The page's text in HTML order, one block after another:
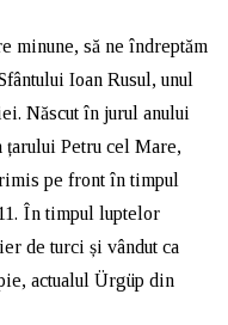
minune, să ne îndreptăm
Ioan Rusul, unul
Născut în jurul anului
țarului Petru cel Mare,
pe front în timpul
În timpul luptelor
de turci și vândut ca
actualul Ürgüp din